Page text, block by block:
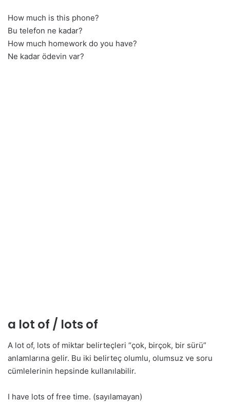
How much is this phone?
Bu telefon ne kadar?
How much homework do you have?
Ne kadar ödevin var?
a lot of / lots of
A lot of, lots of miktar belirteçleri “çok, birçok, bir sürü”
anlamlarına gelir. Bu iki belirteç olumlu, olumsuz ve soru
cümlelerinin hepsinde kullanılabilir.
I have lots of free time. (sayılamayan)